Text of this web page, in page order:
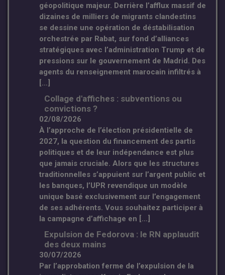
géopolitique majeur. Derrière l’afflux massif de
dizaines de milliers de migrants clandestins
se dessine une opération de déstabilisation
orchestrée par Rabat, sur fond d’alliances
stratégiques avec l’administration Trump et de
pressions sur le gouvernement de Madrid. Des
agents du renseignement marocain infiltrés à
[…]
Collage d'affiches : subventions ou
convictions ?
02/08/2026
À l’approche de l’élection présidentielle de
2027, la question du financement des partis
politiques et de leur indépendance est plus
que jamais cruciale. Alors que les structures
traditionnelles s’appuient sur l’argent public et
les banques, l’UPR revendique un modèle
unique basé exclusivement sur l’engagement
de ses adhérents. Vous souhaitez participer à
la campagne d’affichage en […]
Expulsion de Fedorova : le RN applaudit
des deux mains
30/07/2026
Par l’approbation ferme de l’expulsion de la